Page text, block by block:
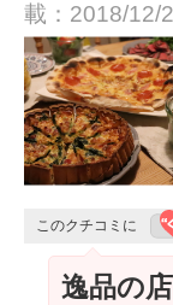
載：2018/12/
このクチコミに
逸品の